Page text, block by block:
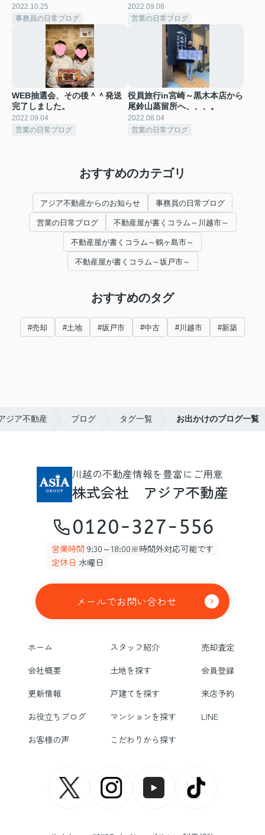
2022.10.25
事務員の日常ブログ
2022.09.08
営業の日常ブログ
WEB抽選会、その後＾＾発送
完了しました。
2022.09.04
営業の日常ブログ
役員旅行in宮崎～黒木本店から
尾鈴山蒸留所へ、、、。
2022.08.04
営業の日常ブログ
おすすめのカテゴリ
アジア不動産からのお知らせ 事務員の日常ブログ
営業の日常ブログ 不動産屋が書くコラム～川越市～
不動産屋が書くコラム～鶴ヶ島市～
不動産屋が書くコラム～坂戸市～
おすすめのタグ
#売却 #土地 #坂戸市 #中古 #川越市 #新築
ジア不動産 ブログ タグ一覧 お出かけのブログ一覧
川越の不動産情報を豊富にご用意
株式会社 アジア不動産
0120-327-556
営業時間 9:30～18:00※時間外対応可能です
定休日 水曜日
メールでお問い合わせ
ホーム スタッフ紹介
売却査定
会社概要
土地を探す
会員登録
更新情報
戸建てを探す
来店予約
お役立ちブログ
マンションを探す
LINE
お客様の声
こだわりから探す